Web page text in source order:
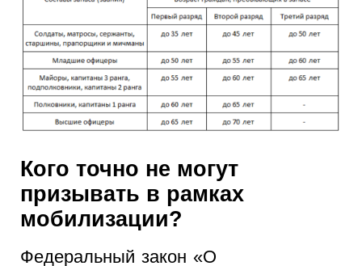
Кого точно не могут
призывать в рамках
мобилизации?
Федеральный закон «О